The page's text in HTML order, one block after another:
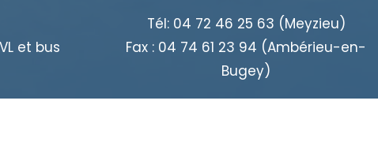
et bus
Tél: 04 72 46 25 63 (Meyzieu)
Fax : 04 74 61 23 94 (Ambérieu-en-
Bugey)